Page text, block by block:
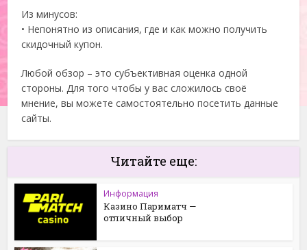
Из минусов:
• Непонятно из описания, где и как можно получить
скидочный купон.
Любой обзор – это субъективная оценка одной
стороны. Для того чтобы у вас сложилось своё
мнение, вы можете самостоятельно посетить данные
сайты.
Читайте еще:
Информация
Казино Париматч —
отличный выбор